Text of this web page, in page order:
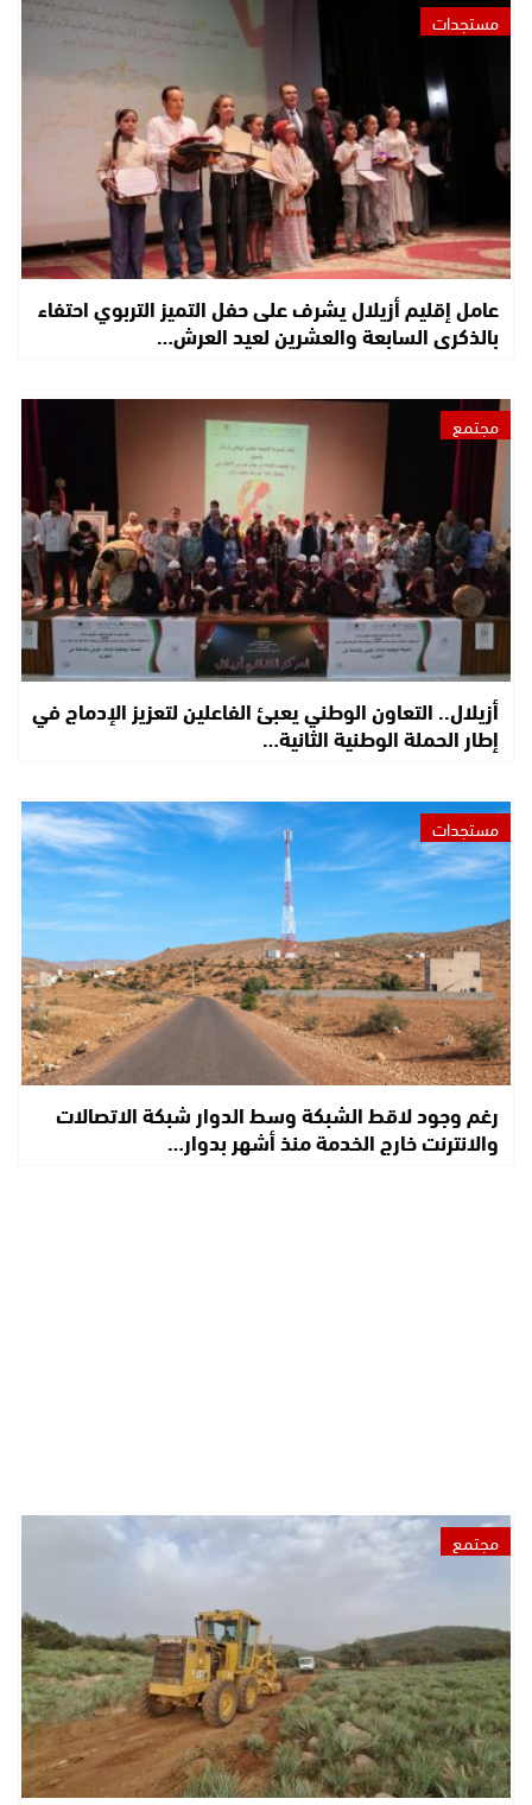
مستجدات
عامل إقليم أزيلال يشرف على حفل التميز التربوي احتفاء
بالذكرى السابعة والعشرين لعيد العرش…
مجتمع
أزيلال.. التعاون الوطني يعبئ الفاعلين لتعزيز الإدماج في
إطار الحملة الوطنية الثانية…
مستجدات
رغم وجود لاقط الشبكة وسط الدوار شبكة الاتصالات
والانترنت خارج الخدمة منذ أشهر بدوار…
مجتمع